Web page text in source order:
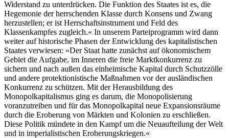
Widerstand zu unterdrücken. Die Funktion des Staates ist es, die
Hegemonie der herrschenden Klasse durch Konsens und Zwang
herzustellen; er ist Herrschaftsinstrument und Feld des
Klassenkampfes zugleich.« In unserem Parteiprogramm wird dann
weiter auf historische Phasen der Entwicklung des kapitalistischen
Staates verwiesen: »Der Staat hatte zunächst auf ökonomischem
Gebiet die Aufgabe, im Inneren die freie Marktkonkurrenz zu
sichern und nach außen das einheimische Kapital durch Schutzzölle
und andere protektionistische Maßnahmen vor der ausländischen
Konkurrenz zu schützen. Mit der Herausbildung des
Monopolkapitalismus ging es darum, die Monopolisierung
voranzutreiben und für das Monopolkapital neue Expansionsräume
durch die Eroberung von Märkten und Kolonien zu erschließen.
Diese Politik mündete in den Kampf um die Neuaufteilung der Welt
und in imperialistischen Eroberungskriegen.«